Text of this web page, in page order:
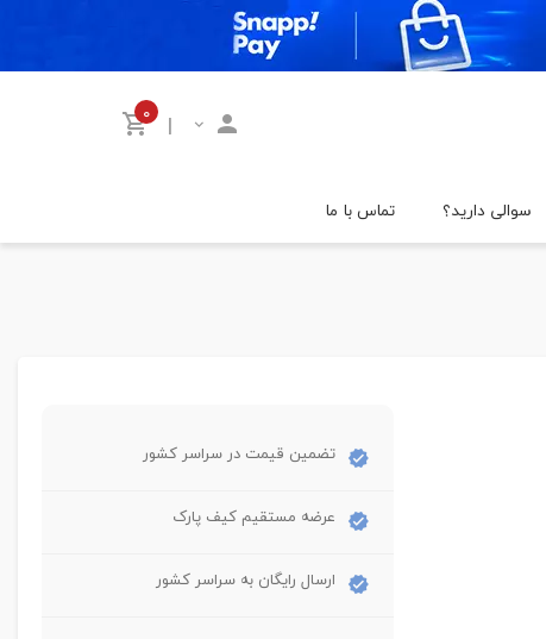
| ۰
سوالی دارید؟ تماس با ما
تضمین قیمت در سراسر کشور
عرضه مستقیم کیف پارک
ارسال رایگان به سراسر کشور